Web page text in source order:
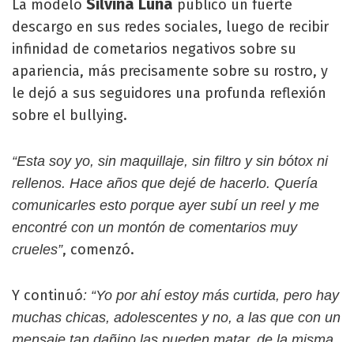
La modelo Silvina Luna publicó un fuerte
descargo en sus redes sociales, luego de recibir
infinidad de cometarios negativos sobre su
apariencia, más precisamente sobre su rostro, y
le dejó a sus seguidores una profunda reflexión
sobre el bullying.
“Esta soy yo, sin maquillaje, sin filtro y sin bótox ni
rellenos. Hace años que dejé de hacerlo. Quería
comunicarles esto porque ayer subí un reel y me
encontré con un montón de comentarios muy
crueles”, comenzó.
Y continuó: “Yo por ahí estoy más curtida, pero hay
muchas chicas, adolescentes y no, a las que con un